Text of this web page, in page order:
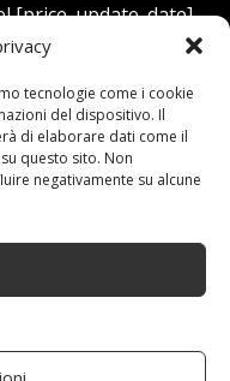
tecnologie come i cookie
del dispositivo. Il
di elaborare dati come il
questo sito. Non
negativamente su alcune
[price_update_date] -
lunotto: le cose